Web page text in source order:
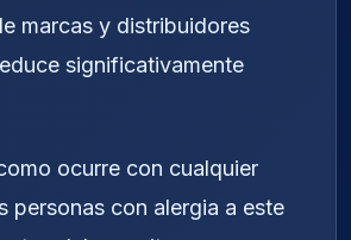
marcas y distribuidores
significativamente
ocurre con cualquier
personas con alergia a este